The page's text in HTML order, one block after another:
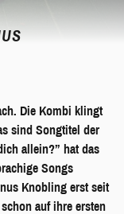
Die Kombi klingt
sind Songtitel der
allein?” hat das
Songs
Knobling erst seit
auf ihre ersten